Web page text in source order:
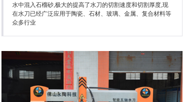
产品资讯
水中混入石榴砂,极大的提高了水刀的切割速度和切割厚度,现
在水刀已经广泛应用于陶瓷、石材、玻璃、金属、复合材料等
众多行业